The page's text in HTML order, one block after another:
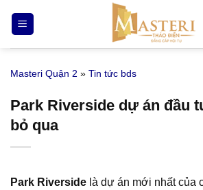
qua
nội
Masteri Quận 2 » Tin tức bds
Park Riverside dự án đầu
bỏ qua
Park Riverside là dự án mới nhất của